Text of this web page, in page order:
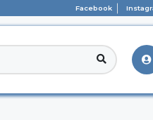
Facebook